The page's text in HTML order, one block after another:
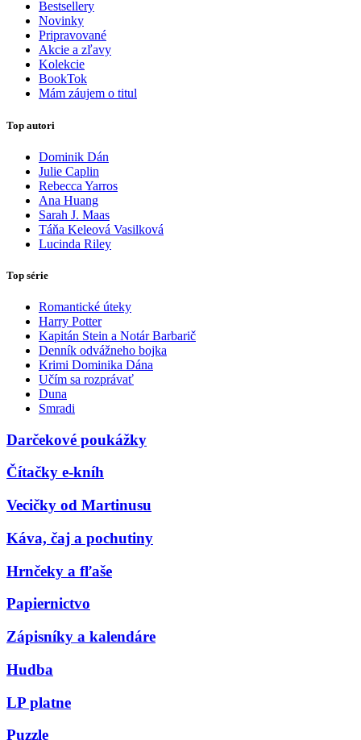
Bestsellery
Novinky
Pripravované
Akcie a zľavy
Kolekcie
BookTok
Mám záujem o titul
Top autori
Dominik Dán
Julie Caplin
Rebecca Yarros
Ana Huang
Sarah J. Maas
Táňa Keleová Vasilková
Lucinda Riley
Top série
Romantické úteky
Harry Potter
Kapitán Stein a Notár Barbarič
Denník odvážneho bojka
Krimi Dominika Dána
Učím sa rozprávať
Duna
Smradi
Darčekové poukážky
Čítačky e-kníh
Vecičky od Martinusu
Káva, čaj a pochutiny
Hrnčeky a fľaše
Papiernictvo
Zápisníky a kalendáre
Hudba
LP platne
Puzzle